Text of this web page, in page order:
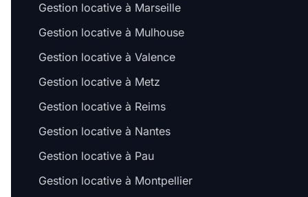
Gestion locative à Marseille
Gestion locative à Mulhouse
Gestion locative à Valence
Gestion locative à Metz
Gestion locative à Reims
Gestion locative à Nantes
Gestion locative à Pau
Gestion locative à Montpellier